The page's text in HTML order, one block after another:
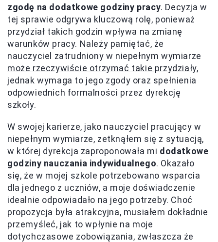
zgodę na dodatkowe godziny pracy. Decyzja w
tej sprawie odgrywa kluczową rolę, ponieważ
przydział takich godzin wpływa na zmianę
warunków pracy. Należy pamiętać, że
nauczyciel zatrudniony w niepełnym wymiarze
może rzeczywiście otrzymać takie przydziały,
jednak wymaga to jego zgody oraz spełnienia
odpowiednich formalności przez dyrekcję
szkoły.
W swojej karierze, jako nauczyciel pracujący w
niepełnym wymiarze, zetknąłem się z sytuacją,
w której dyrekcja zaproponowała mi dodatkowe
godziny nauczania indywidualnego. Okazało
się, że w mojej szkole potrzebowano wsparcia
dla jednego z uczniów, a moje doświadczenie
idealnie odpowiadało na jego potrzeby. Choć
propozycja była atrakcyjna, musiałem dokładnie
przemyśleć, jak to wpłynie na moje
dotychczasowe zobowiązania, zwłaszcza że